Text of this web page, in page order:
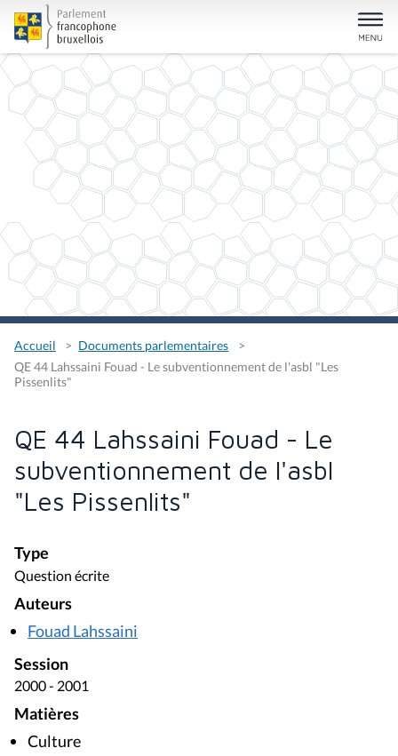
Accueil
Documents parlementaires
QE 44 Lahssaini Fouad - Le subventionnement de l'asbl "Les
Pissenlits"
QE 44 Lahssaini Fouad - Le
subventionnement de l'asbl
"Les Pissenlits"
Type
Question écrite
Auteurs
Fouad Lahssaini
Session
2000 - 2001
Matières
Culture